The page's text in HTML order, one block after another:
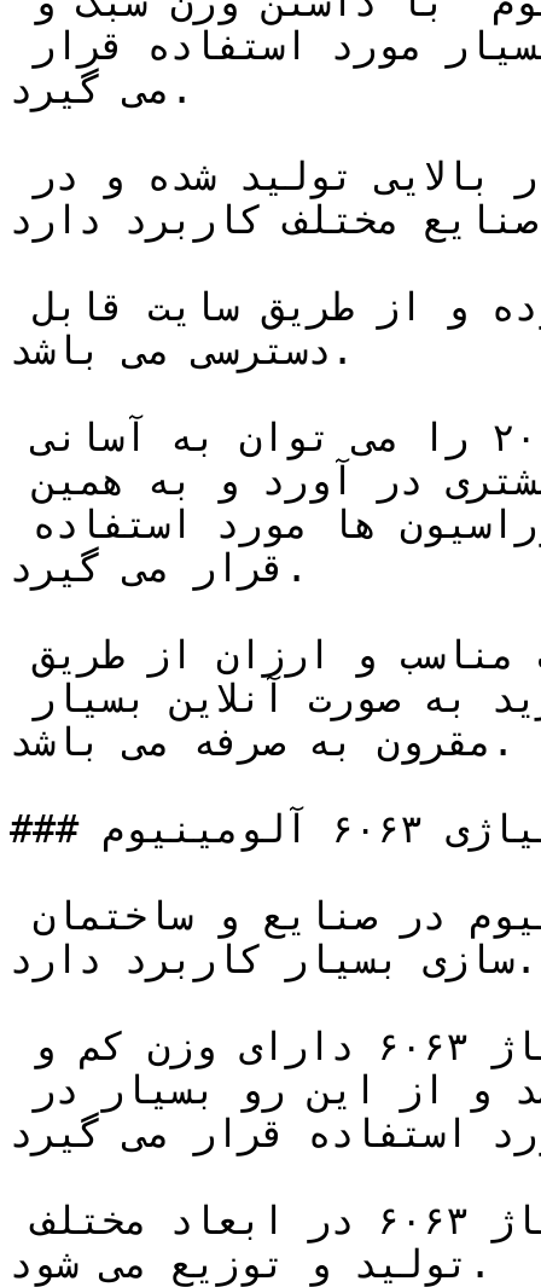
می گیرد.
صنایع مختلف کاربرد دارد.
دسترسی می باشد.
چهار پهلو آلومینیوم آلیاژ ۲۰۱۴ را می توان به آسانی
به رنگ های مورد دلخواه مشتری در آورد و به همین
قرار می گیرد.
مقرون به صرفه می باشد.
### چهار پهلو آلیاژی ۶۰۶۳ آلومینیوم
سازی بسیار کاربرد دارد.
استفاده قرار می گیرد.
چهار پهلو آلومینیوم آلیاژ ۶۰۶۳ در ابعاد مختلف
تولید و توزیع می شود.